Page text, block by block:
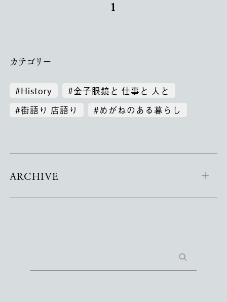
1
カテゴリー
#History
#金子眼鏡と 仕事と 人と
#街語り 店語り
#めがねのある暮らし
ARCHIVE